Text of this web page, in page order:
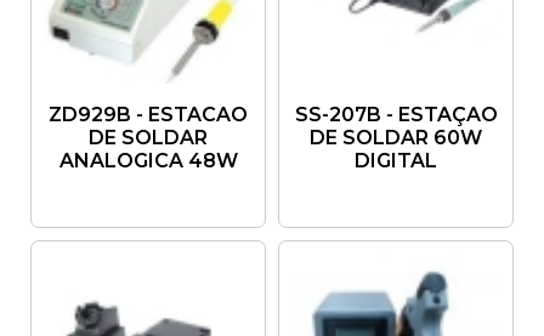
ZD929B - ESTACAO
DE SOLDAR
ANALOGICA 48W
SS-207B - ESTAÇAO
DE SOLDAR 60W
DIGITAL